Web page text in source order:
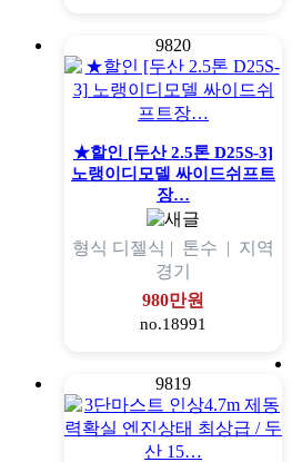
9820
★할인 [두산 2.5톤 D25S-3]
노랭이디모델 싸이드쉬프트
장…
형식 디젤식 | 톤수 | 지역
경기
980만원
no.18991
9819